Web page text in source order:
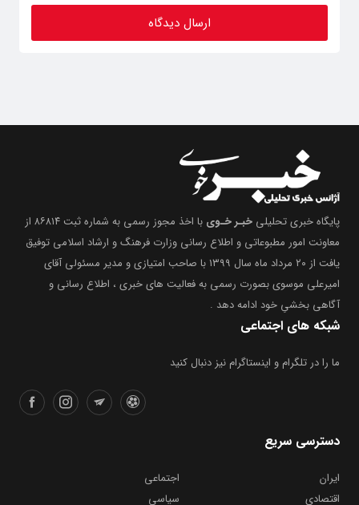
پایگاه خبری تحلیلی خبـر خـوی
با اخذ مجوز رسمی به شماره ثبت ۸۶۸۱۴ از
معاونت امور مطبوعاتی و اطلاع رسانی وزارت فرهنگ و ارشاد اسلامی توفیق
یافت از ۲۰ مرداد ماه سال ۱۳۹۹ با صاحب امتیازی و مدیر مسئولی آقای
امیرعلی موسوی بصورت رسمی به فعالیت های خبری ، اطلاع رسانی و
آگاهی بخشیِ خود ادامه دهد .
شبکه های اجتماعی
ما را در تلگرام و اینستاگرام نیز دنبال کنید
دسترسی سریع
ایران
اجتماعی
اقتصادی
سیاسی